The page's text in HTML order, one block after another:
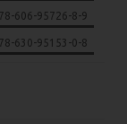
606-95726-8-9
630-95153-0-8